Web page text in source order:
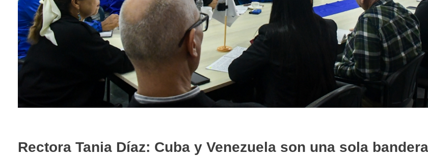
Rectora Tania Díaz: Cuba y Venezuela son una sola